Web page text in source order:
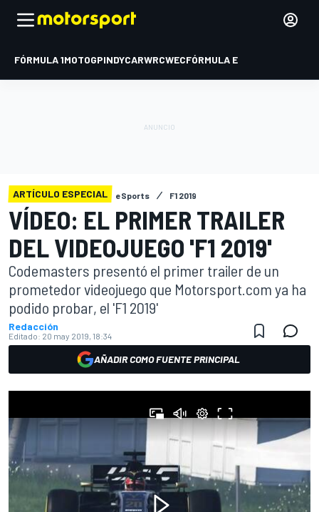
FÓRMULA 1MOTOGPINDYCARWRCWECFÓRMULA E
ARTÍCULO ESPECIAL eSports F1 2019
VÍDEO: EL PRIMER TRAILER
DEL VIDEOJUEGO 'F1 2019'
Codemasters presentó el primer trailer de un
prometedor videojuego que Motorsport.com ya ha
podido probar, el 'F1 2019'
Redacción
Editado: 20 may 2019, 18:34
AÑADIR COMO FUENTE PRINCIPAL